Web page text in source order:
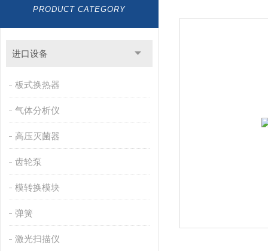
PRODUCT CATEGORY
进口设备
板式换热器
气体分析仪
高压灭菌器
齿轮泵
模转换模块
弹簧
激光扫描仪